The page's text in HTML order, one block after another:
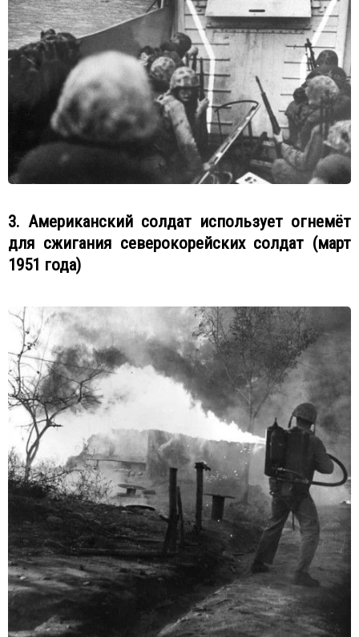
3. Американский солдат использует огнемёт
для сжигания северокорейских солдат (март
1951 года)